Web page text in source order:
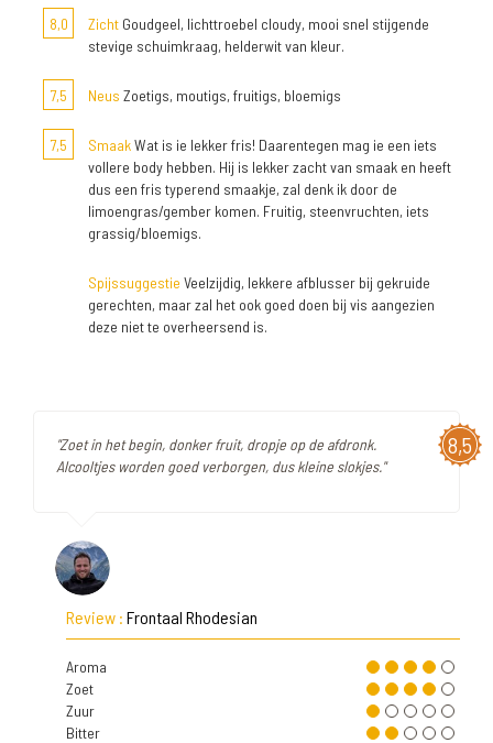
8,0 Zicht Goudgeel, lichttroebel cloudy, mooi snel stijgende
stevige schuimkraag, helderwit van kleur.
7,5 Neus Zoetigs, moutigs, fruitigs, bloemigs
7,5 SmaakWat is ie lekker fris! Daarentegen mag ie een iets
vollere body hebben. Hij is lekker zacht van smaak en heeft
dus een fris typerend smaakje, zal denk ik door de
limoengras/gember komen. Fruitig, steenvruchten, iets
grassig/bloemigs.
Spijssuggestie Veelzijdig, lekkere afblusser bij gekruide
gerechten, maar zal het ook goed doen bij vis aangezien
deze niet te overheersend is.
8,5
"Zoet in het begin, donker fruit, dropje op de afdronk.
Alcooltjes worden goed verborgen, dus kleine slokjes."
Review : Frontaal Rhodesian
Aroma
Zoet
Zuur
Bitter